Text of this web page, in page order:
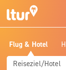
Flug & Hotel
Reiseziel/Hotel